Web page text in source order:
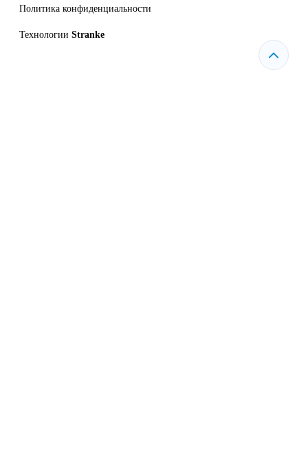
Политика конфиденциальности
Технологии Stranke